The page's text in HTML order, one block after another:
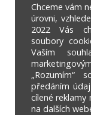
Chceme vám
úrovni,
2022 Vás
soubory
Vaším
„Rozumím“
předáním
cílené reklamy
na dalších